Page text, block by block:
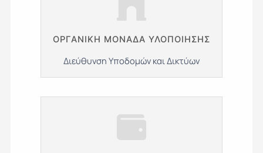
ΟΡΓΑΝΙΚΗ ΜΟΝΑΔΑ ΥΛΟΠΟΙΗΣΗΣ
Διεύθυνση Υποδομών και Δικτύων